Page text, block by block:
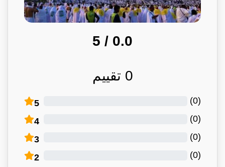
0.0
/ 5
0 تقييم
5 (
0
)
4 (
0
)
3 (
0
)
2 (
0
)